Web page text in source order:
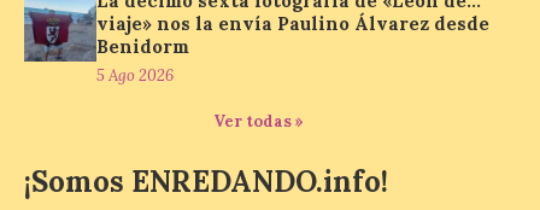
y, como novedad, en el
Leaders Lounge, dos espacios exclusivos
para los ciclistas. El recorrido de La
Vuelta discurrirá junto a 17 […]
Última llamada: Eclipse
total del 12 de agosto.
viaje» nos la envía Paulino Álvarez desde
Benidorm
5 Ago 2026
Ver todas »
¡Somos ENREDANDO.info!